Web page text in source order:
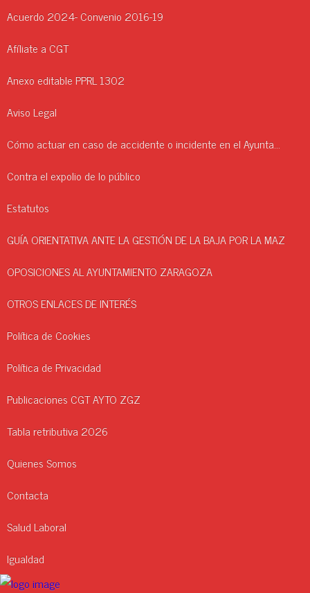
Acuerdo 2024- Convenio 2016-19
Afíliate a CGT
Anexo editable PPRL 1302
Aviso Legal
Cómo actuar en caso de accidente o incidente en el Ayuntamiento.
Contra el expolio de lo público
Estatutos
GUÍA ORIENTATIVA ANTE LA GESTIÓN DE LA BAJA POR LA MAZ
OPOSICIONES AL AYUNTAMIENTO ZARAGOZA
OTROS ENLACES DE INTERÉS
Política de Cookies
Política de Privacidad
Publicaciones CGT AYTO ZGZ
Tabla retributiva 2026
Quienes Somos
Contacta
Salud Laboral
Igualdad